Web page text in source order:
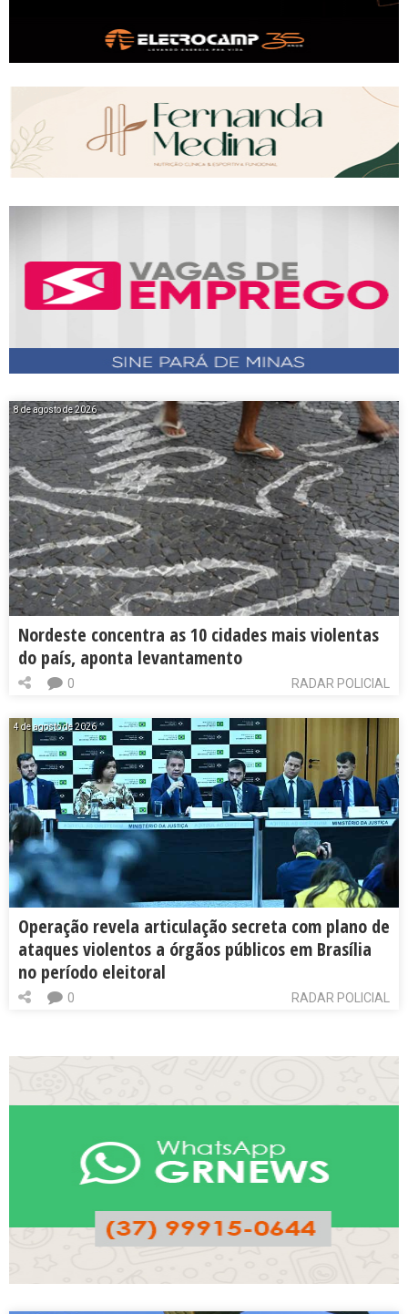
8 de agosto de 2026
Nordeste concentra as 10 cidades mais violentas
do país, aponta levantamento
RADAR POLICIAL
0
4 de agosto de 2026
Operação revela articulação secreta com plano de
ataques violentos a órgãos públicos em Brasília
no período eleitoral
RADAR POLICIAL
0